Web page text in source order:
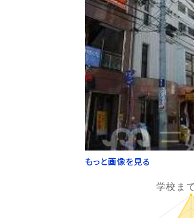
もっと画像を見る